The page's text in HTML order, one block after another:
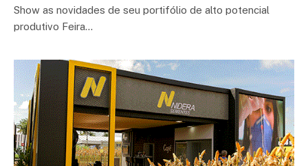
Show as novidades de seu portifólio de alto potencial
produtivo Feira…